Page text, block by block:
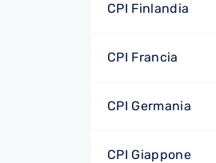
CPI Finlandia
CPI Francia
CPI Germania
CPI Giappone